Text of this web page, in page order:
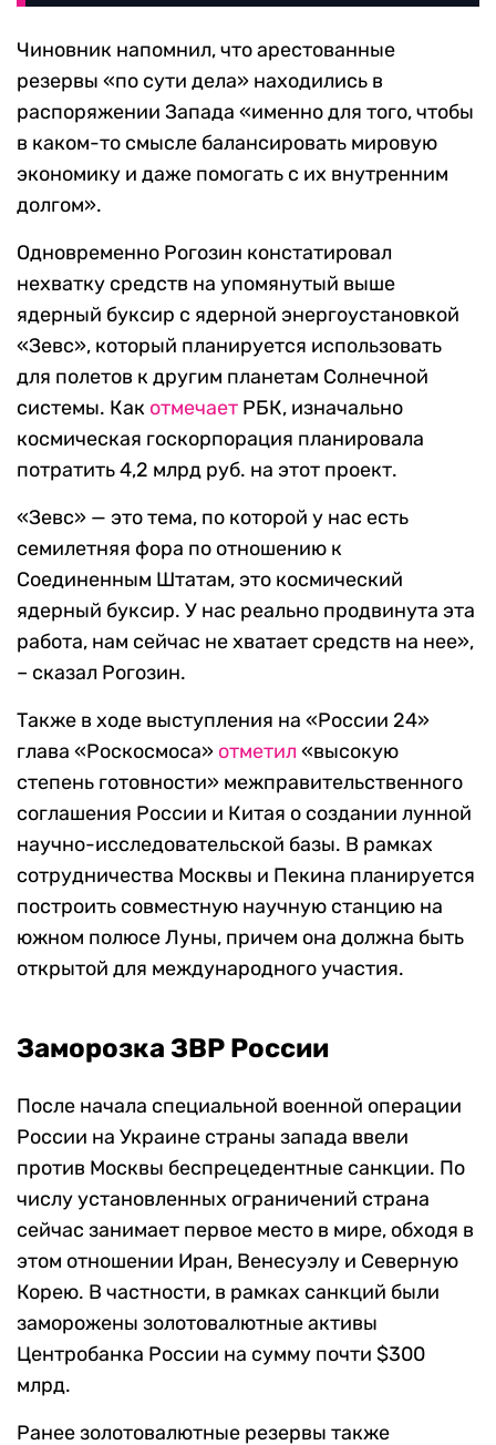
Чиновник напомнил, что арестованные
резервы «по сути дела» находились в
распоряжении Запада «именно для того, чтобы
в каком-то смысле балансировать мировую
экономику и даже помогать с их внутренним
долгом».
Одновременно Рогозин констатировал
нехватку средств на упомянутый выше
ядерный буксир с ядерной энергоустановкой
«Зевс», который планируется использовать
для полетов к другим планетам Солнечной
системы. Как отмечает РБК, изначально
космическая госкорпорация планировала
потратить 4,2 млрд руб. на этот проект.
«Зевс» — это тема, по которой у нас есть
семилетняя фора по отношению к
Соединенным Штатам, это космический
ядерный буксир. У нас реально продвинута эта
работа, нам сейчас не хватает средств на нее»,
– сказал Рогозин.
Также в ходе выступления на «России 24»
глава «Роскосмоса» отметил «высокую
степень готовности» межправительственного
соглашения России и Китая о создании лунной
научно-исследовательской базы. В рамках
сотрудничества Москвы и Пекина планируется
построить совместную научную станцию на
южном полюсе Луны, причем она должна быть
открытой для международного участия.
Заморозка ЗВР России
После начала специальной военной операции
России на Украине страны запада ввели
против Москвы беспрецедентные санкции. По
числу установленных ограничений страна
сейчас занимает первое место в мире, обходя в
этом отношении Иран, Венесуэлу и Северную
Корею. В частности, в рамках санкций были
заморожены золотовалютные активы
Центробанка России на сумму почти $300
млрд.
Ранее золотовалютные резервы также